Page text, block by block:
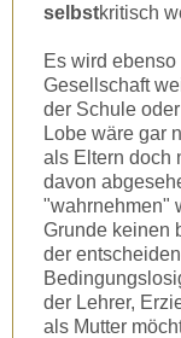
selbstkritisch
Es wird
Gesellschaft
der Schule
Lobe wäre gar
als Eltern doch
davon
"wahrnehmen"
Grunde keinen
der
der Lehrer,
als Mutter